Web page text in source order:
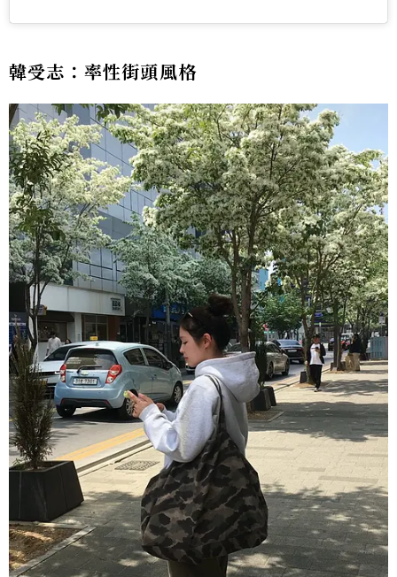
韓受志：率性街頭風格